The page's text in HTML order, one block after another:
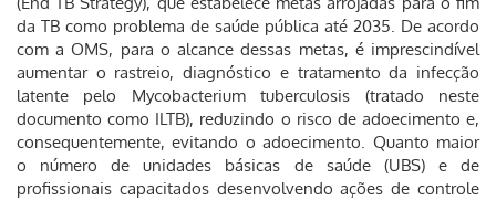
da TB como problema de saúde pública até 2035. De acordo
com a OMS, para o alcance dessas metas, é imprescindível
aumentar o rastreio, diagnóstico e tratamento da infecção
latente pelo Mycobacterium tuberculosis (tratado neste
documento como ILTB), reduzindo o risco de adoecimento e,
consequentemente, evitando o adoecimento. Quanto maior
o número de unidades básicas de saúde (UBS) e de
profissionais capacitados desenvolvendo ações de controle